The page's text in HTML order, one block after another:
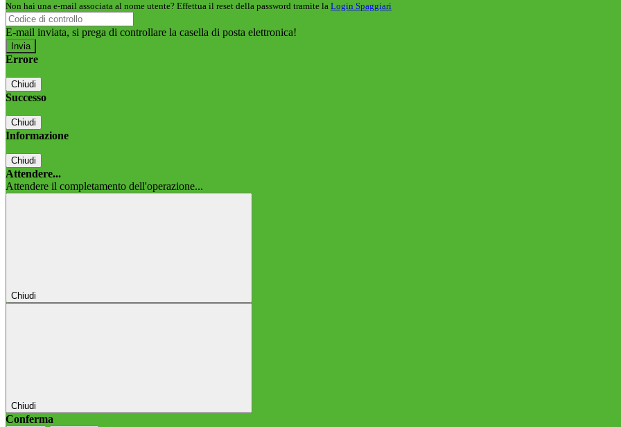
Non hai una e-mail associata al nome utente? Effettua il reset della password tramite la Login Spaggiari
E-mail inviata, si prega di controllare la casella di posta elettronica!
Errore
Chiudi
Successo
Chiudi
Informazione
Chiudi
Attendere...
Attendere il completamento dell'operazione...
Chiudi
Chiudi
Conferma